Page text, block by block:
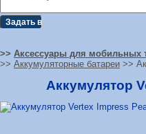
>> Аксессуары для мобильных
>> Аккумуляторные батареи >>
Аккумулятор